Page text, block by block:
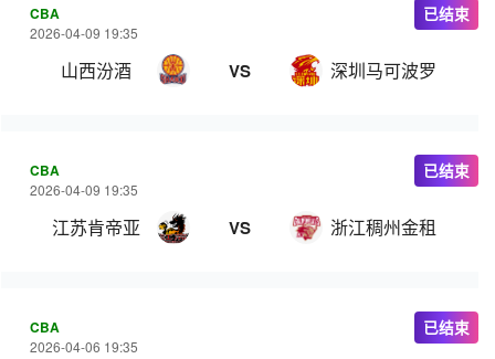
CBA
2026-04-09 19:35
山西汾酒 VS 深圳马可波罗
已结束
CBA
2026-04-09 19:35
江苏肯帝亚 VS 浙江稠州金租
已结束
CBA
2026-04-06 19:35
已结束